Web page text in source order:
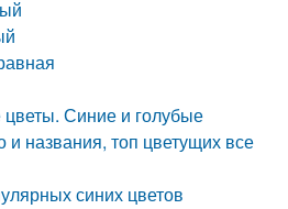
Синие и голубые
и названия, топ цветущих все
синих цветов